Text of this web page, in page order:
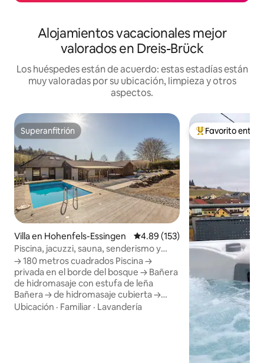
Alojamientos vacacionales mejor
valorados en Dreis-Brück
Los huéspedes están de acuerdo: estas estadías están
muy valoradas por su ubicación, limpieza y otros
aspectos.
Superanfitrión
Superanfitrión
Villa en Hohenfels-Essingen Calificación promedio: 4.89 de
4.89 (153)
Piscina, jacuzzi, sauna, senderismo y
cuevas
→ 180 metros cuadrados Piscina →
privada en el borde del bosque → Bañera
de hidromasaje con estufa de leña
Bañera → de hidromasaje cubierta →
Sauna Woodfeeling Cocina →
Ubicación · Familiar · Lavandería
Favorito entre
Favorito entre